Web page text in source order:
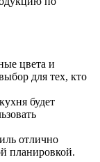
цвета и
для тех, кто
будет
отлично
планировкой.